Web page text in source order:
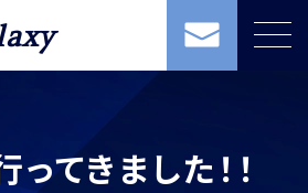
てきました！！